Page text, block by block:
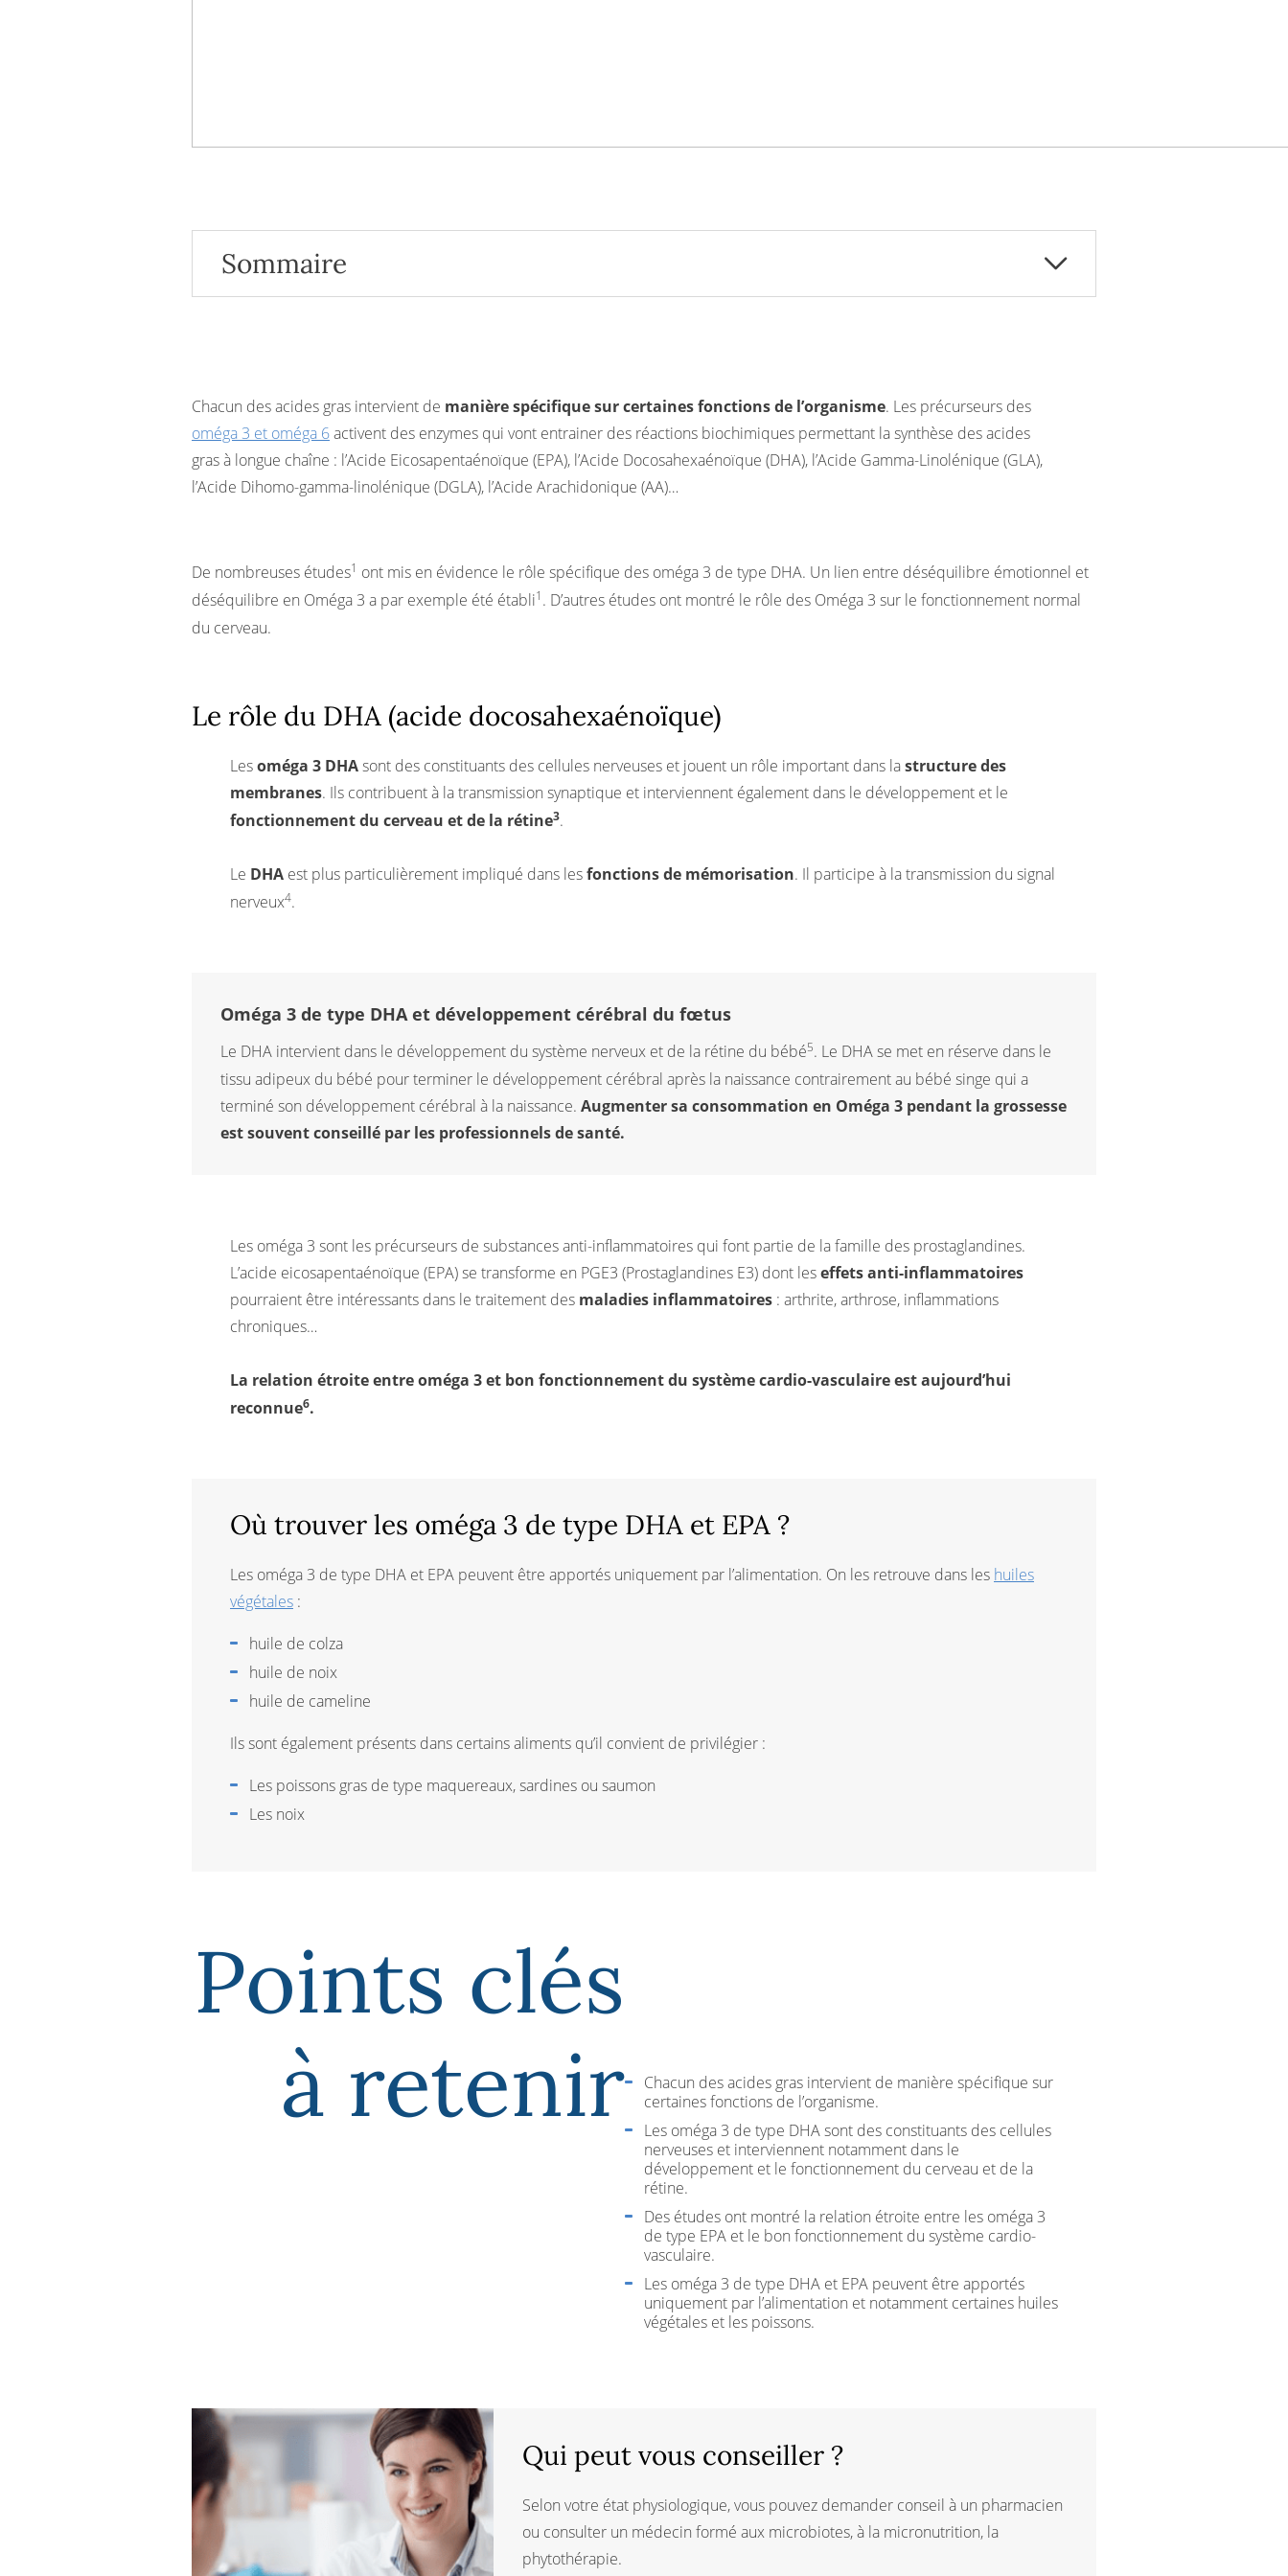
Sommaire
Le rôle du DHA (acide docosahexaénoïque)
Chacun des acides gras intervient de manière spécifique sur certaines fonctions de l’organisme. Les précurseurs des
oméga 3 et oméga 6activent des enzymes qui vont entrainer des réactions biochimiques permettant la synthèse des acides
gras à longue chaîne : l’Acide Eicosapentaénoïque (EPA), l’Acide Docosahexaénoïque (DHA), l’Acide Gamma-Linolénique (GLA),
l’Acide Dihomo-gamma-linolénique (DGLA), l’Acide Arachidonique (AA)…
De nombreuses études1 ont mis en évidence le rôle spécifique des oméga 3 de type DHA. Un lien entre déséquilibre émotionnel et
déséquilibre en Oméga 3 a par exemple été établi1 . D’autres études ont montré le rôle des Oméga 3 sur le fonctionnement normal
du cerveau.
Le rôle du DHA (acide docosahexaénoïque)
Lesoméga 3 DHAsont des constituants des cellules nerveuses et jouent un rôle important dans lastructure des
membranes. Ils contribuent à la transmission synaptique et interviennent également dans le développement et le
fonctionnement du cerveau et de la rétine3.
Le DHA est plus particulièrement impliqué dans lesfonctions de mémorisation. Il participe à la transmission du signal
nerveux4.
Oméga 3 de type DHA et développement cérébral du fœtus
Le DHA intervient dans le développement du système nerveux et de la rétine du bébé5. Le DHA se met en réserve dans le
tissu adipeux du bébé pour terminer le développement cérébral après la naissance contrairement au bébé singe qui a
terminé son développement cérébral à la naissance. Augmenter sa consommation en Oméga 3 pendant la grossesse
est souvent conseillé par les professionnels de santé.
Les oméga 3 sont les précurseurs de substances anti-inflammatoires qui font partie de la famille des prostaglandines.
L’acide eicosapentaénoïque (EPA) se transforme en PGE3 (Prostaglandines E3) dont leseffets anti-inflammatoires
pourraient être intéressants dans le traitement des maladies inflammatoires : arthrite, arthrose, inflammations
chroniques…
La relation étroite entre oméga 3 et bon fonctionnement du système cardio-vasculaire est aujourd’hui
reconnue6.
Où trouver les oméga 3 de type DHA et EPA ?
Les oméga 3 de type DHA et EPA peuvent être apportés uniquement par l’alimentation. On les retrouve dans les huiles
végétales :
huile de colza
huile de noix
huile de cameline
Ils sont également présents dans certains aliments qu’il convient de privilégier :
Les poissons gras de type maquereaux, sardines ou saumon
Les noix
Points clés
à retenir
Chacun des acides gras intervient de manière spécifique sur
certaines fonctions de l’organisme.
Les oméga 3 de type DHA sont des constituants des cellules
nerveuses et interviennent notamment dans le
développement et le fonctionnement du cerveau et de la
rétine.
Des études ont montré la relation étroite entre les oméga 3
de type EPA et le bon fonctionnement du système cardio-
vasculaire.
Les oméga 3 de type DHA et EPA peuvent être apportés
uniquement par l’alimentation et notamment certaines huiles
végétales et les poissons.
Qui peut vous conseiller ?
Selon votre état physiologique, vous pouvez demander conseil à un pharmacien
ou consulter un médecin formé aux microbiotes, à la micronutrition, la
phytothérapie.